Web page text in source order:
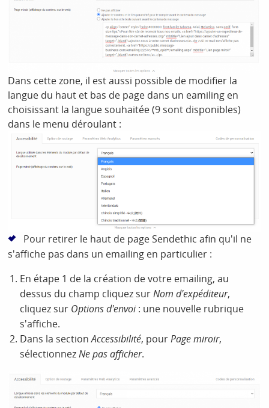
Dans cette zone, il est aussi possible de modifier la
langue du haut et bas de page dans un eamiling en
choisissant la langue souhaitée (9 sont disponibles)
dans le menu déroulant :
Pour retirer le haut de page Sendethic afin qu'il ne
s'affiche pas dans un emailing en particulier :
En étape 1 de la création de votre emailing, au
dessus du champ cliquez surNom d'expéditeur,
cliquez sur Options d'envoi: une nouvelle rubrique
s'affiche.
Dans la sectionAccessibilité, pourPage miroir,
sélectionnezNe pas afficher.